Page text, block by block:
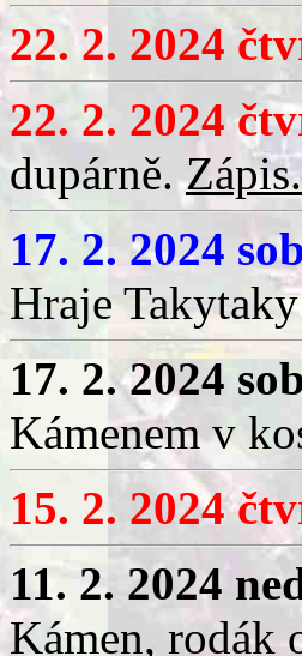
22. 2. 2024
22. 2. 2024
dupárně.Zápis.
17. 2. 2024
Hraje Takytaky
17. 2. 2024
Kámenem v
15. 2. 2024
11. 2. 2024
Kámen, rodák